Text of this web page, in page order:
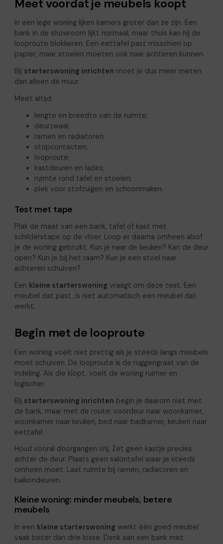
Meet voordat je meubels koopt
In een lege woning lijken kamers groter dan ze zijn. Een
bank in de showroom lijkt normaal, maar thuis kan hij de
looproute blokkeren. Een eettafel past misschien op
papier, maar stoelen moeten ook naar achteren kunnen.
Bij starterswoning inrichten moet je dus meer meten
dan alleen de muur.
Meet altijd:
lengte en breedte van de ruimte;
deurzwaai;
ramen en radiatoren;
stopcontacten;
looproute;
kastdeuren en lades;
ruimte rond tafel en stoelen;
plek voor stofzuigen en schoonmaken.
Test met tape
Plak de maat van een bank, tafel of kast met
schilderstape op de vloer. Loop er daarna omheen alsof
je de woning gebruikt. Kun je naar de keuken? Kan de deur
open? Kun je bij het raam? Kun je een stoel naar
achteren schuiven?
Een kleine starterswoningvraagt om deze test. Een
meubel dat past, is niet automatisch een meubel dat
werkt.
Begin met de looproute
Een woning voelt niet prettig als je steeds langs meubels
moet schuiven. De looproute is de ruggengraat van de
indeling. Als die klopt, voelt de woning ruimer en
logischer.
Bij starterswoning inrichten begin je daarom niet met
de bank, maar met de route: voordeur naar woonkamer,
woonkamer naar keuken, bed naar badkamer, keuken naar
eettafel.
Houd vooral doorgangen vrij. Zet geen kastje precies
achter de deur. Plaats geen salontafel waar je steeds
omheen moet. Laat ruimte bij ramen, radiatoren en
balkondeuren.
Kleine woning: minder meubels, betere
meubels
In een kleine starterswoningwerkt één goed meubel
vaak beter dan drie losse. Denk aan een bank met